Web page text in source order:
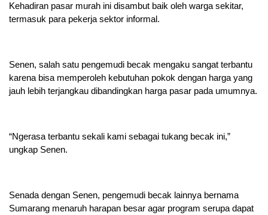
Kehadiran pasar murah ini disambut baik oleh warga sekitar,
termasuk para pekerja sektor informal.
Senen, salah satu pengemudi becak mengaku sangat terbantu
karena bisa memperoleh kebutuhan pokok dengan harga yang
jauh lebih terjangkau dibandingkan harga pasar pada umumnya.
“Ngerasa terbantu sekali kami sebagai tukang becak ini,”
ungkap Senen.
Senada dengan Senen, pengemudi becak lainnya bernama
Sumarang menaruh harapan besar agar program serupa dapat